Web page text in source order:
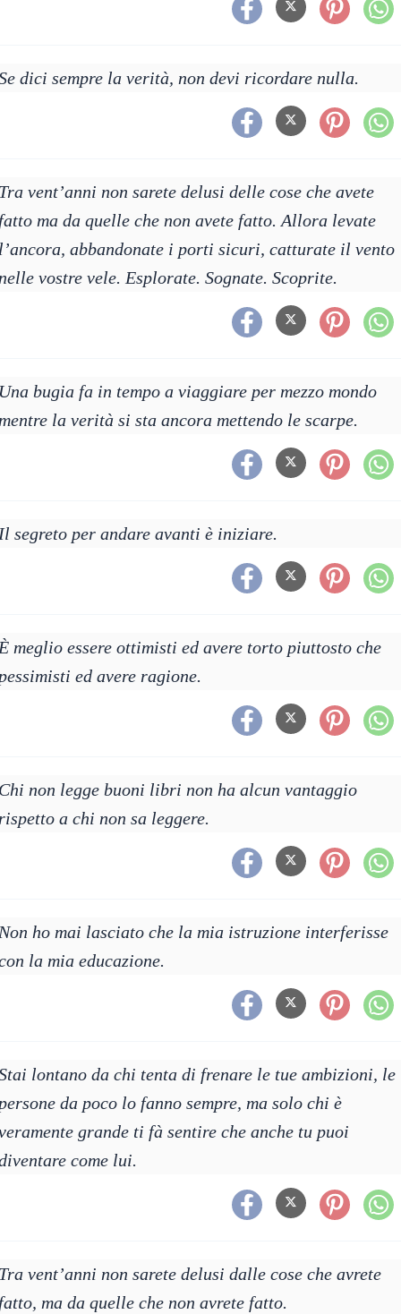
dici sempre la verità, non devi ricordare nulla.
vent’anni non sarete delusi delle cose che avete
ma da quelle che non avete fatto. Allora levate
abbandonate i porti sicuri, catturate il vento
vostre vele. Esplorate. Sognate. Scoprite.
bugia fa in tempo a viaggiare per mezzo mondo
la verità si sta ancora mettendo le scarpe.
segreto per andare avanti è iniziare.
meglio essere ottimisti ed avere torto piuttosto che
ed avere ragione.
non legge buoni libri non ha alcun vantaggio
a chi non sa leggere.
ho mai lasciato che la mia istruzione interferisse
la mia educazione.
lontano da chi tenta di frenare le tue ambizioni, le
da poco lo fanno sempre, ma solo chi è
grande ti fà sentire che anche tu puoi
come lui.
vent’anni non sarete delusi dalle cose che avrete
ma da quelle che non avrete fatto.